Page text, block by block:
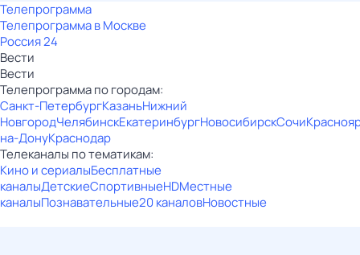
Телепрограмма
Телепрограмма в Москве
Россия 24
Вести
Вести
Телепрограмма по городам:
Санкт-ПетербургКазаньНижний
НовгородЧелябинскЕкатеринбургНовосибирскСочи
на-ДонуКраснодар
Телеканалы по тематикам:
Кино и сериалыБесплатные
каналыДетскиеСпортивныеHDМестные
каналыПознавательные20 каналовНовостные